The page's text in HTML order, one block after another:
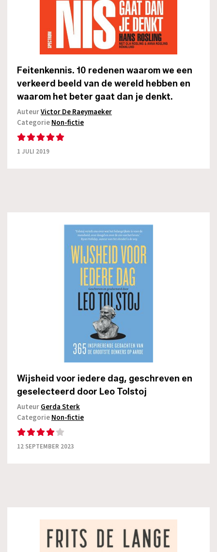
Feitenkennis. 10 redenen waarom we een
verkeerd beeld van de wereld hebben en
waarom het beter gaat dan je denkt.
AuteurVictor De Raeymaeker
CategorieNon-fictie
1 JULI 2019
Wijsheid voor iedere dag, geschreven en
geselecteerd door Leo Tolstoj
AuteurGerda Sterk
CategorieNon-fictie
12 SEPTEMBER 2023